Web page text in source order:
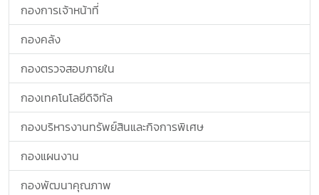
กองการเจ้าหน้าที่
กองคลัง
กองตรวจสอบภายใน
กองเทคโนโลยีดิจิทัล
กองบริหารงานทรัพย์สินและกิจการพิเศษ
กองแผนงาน
กองพัฒนาคุณภาพ